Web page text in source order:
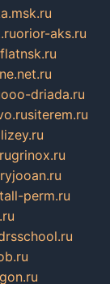
orior-aks.ru
flatnsk.ru
ooo-driada.ru
siterem.ru
grinox.ru
perm.ru